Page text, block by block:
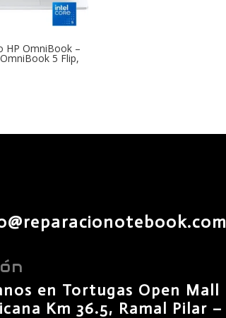
HP OmniBook –
5 Flip,
en Tortugas Open Mall
Km 36.5, Ramal Pilar –